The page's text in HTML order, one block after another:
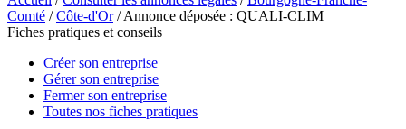
Comté /Côte-d'Or/ Annonce déposée : QUALI-CLIM
Fiches pratiques et conseils
Créer son entreprise
Gérer son entreprise
Fermer son entreprise
Toutes nos fiches pratiques